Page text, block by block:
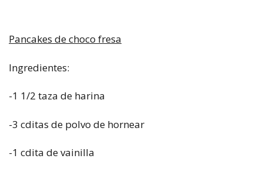
Pancakes de choco fresa
Ingredientes:
-1 1/2 taza de harina
-3 cditas de polvo de hornear
-1 cdita de vainilla